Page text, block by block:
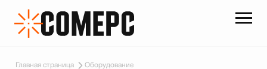
Главная страница Оборудование